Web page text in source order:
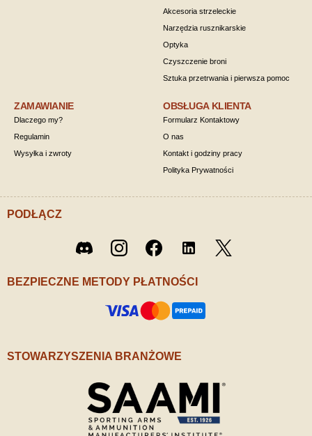
Akcesoria strzeleckie
Narzędzia rusznikarskie
Optyka
Czyszczenie broni
Sztuka przetrwania i pierwsza pomoc
ZAMAWIANIE
Dlaczego my?
Regulamin
Wysyłka i zwroty
OBSŁUGA KLIENTA
Formularz Kontaktowy
O nas
Kontakt i godziny pracy
Polityka Prywatności
PODŁĄCZ
Discord Instagram Facebook LinkedIn
BEZPIECZNE METODY PŁATNOŚCI
STOWARZYSZENIA BRANŻOWE